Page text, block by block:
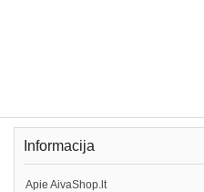
Informacija
Apie AivaShop.lt